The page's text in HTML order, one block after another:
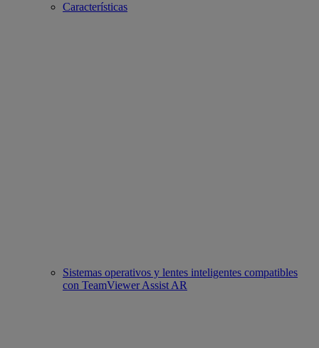
Características
Sistemas operativos y lentes inteligentes compatibles
con TeamViewer Assist AR